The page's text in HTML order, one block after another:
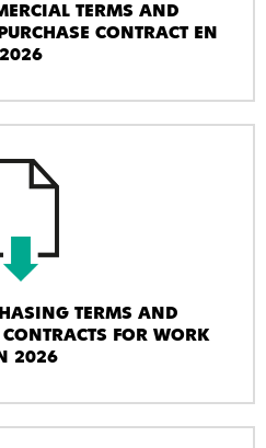
TERMS AND
CONTRACT EN
2026
TERMS AND
FOR WORK
2026